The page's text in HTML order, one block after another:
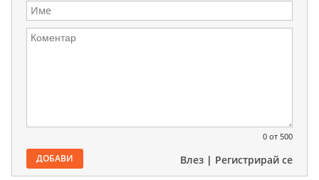
0 от 500
ДОБАВИ Влез | Регистрирай се